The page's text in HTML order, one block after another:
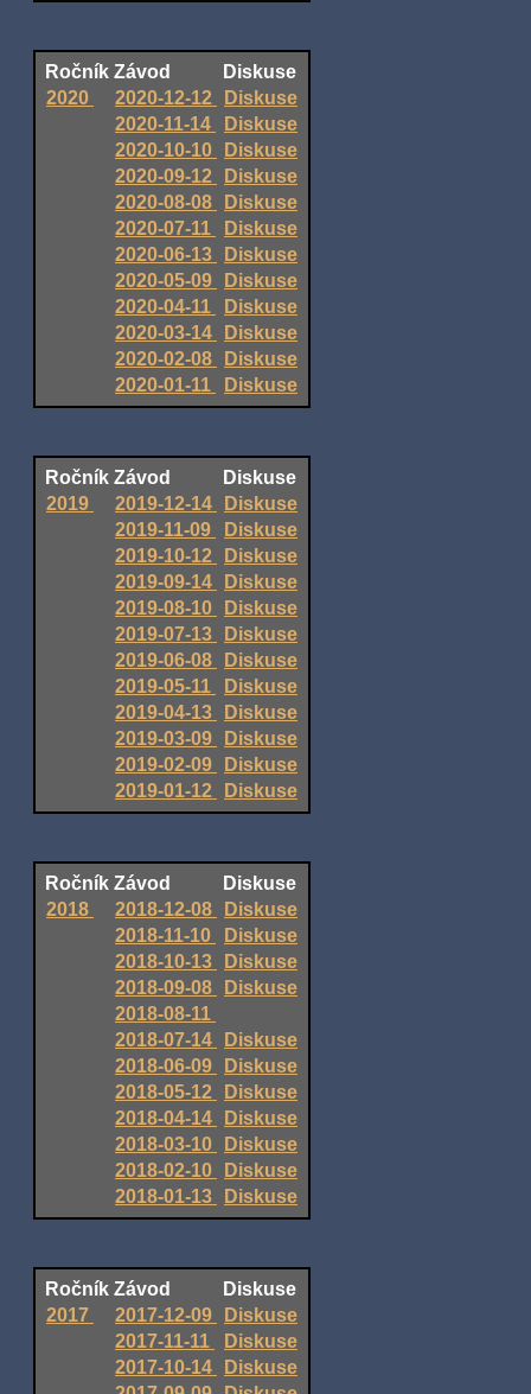
Ročník Závod
Diskuse
2020
2020-12-12
Diskuse
2020-11-14
Diskuse
2020-10-10
Diskuse
2020-09-12
Diskuse
2020-08-08
Diskuse
2020-07-11
Diskuse
2020-06-13
Diskuse
2020-05-09
Diskuse
2020-04-11
Diskuse
2020-03-14
Diskuse
2020-02-08
Diskuse
2020-01-11
Diskuse
Ročník Závod
Diskuse
2019
2019-12-14
Diskuse
2019-11-09
Diskuse
2019-10-12
Diskuse
2019-09-14
Diskuse
2019-08-10
Diskuse
2019-07-13
Diskuse
2019-06-08
Diskuse
2019-05-11
Diskuse
2019-04-13
Diskuse
2019-03-09
Diskuse
2019-02-09
Diskuse
2019-01-12
Diskuse
Ročník Závod
Diskuse
2018
2018-12-08
Diskuse
2018-11-10
Diskuse
2018-10-13
Diskuse
2018-09-08
Diskuse
2018-08-11
2018-07-14
Diskuse
2018-06-09
Diskuse
2018-05-12
Diskuse
2018-04-14
Diskuse
2018-03-10
Diskuse
2018-02-10
Diskuse
2018-01-13
Diskuse
Ročník Závod
Diskuse
2017
2017-12-09
Diskuse
2017-11-11
Diskuse
2017-10-14
Diskuse